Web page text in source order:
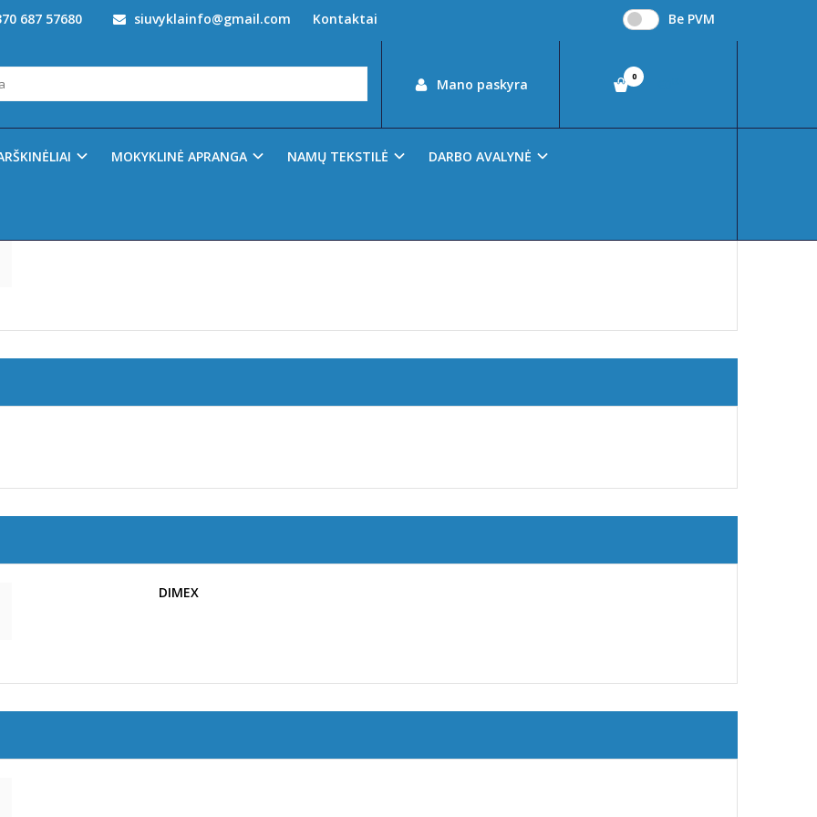
687 57680 siuvyklainfo@gmail.com Kontaktai Be PVM
Mano paskyra 0
MOKYKLINĖ APRANGA NAMŲ TEKSTILĖ DARBO AVALYNĖ
PAGAL GAMINTOJĄ
D E G H J K M N O P R S V
DIMEX